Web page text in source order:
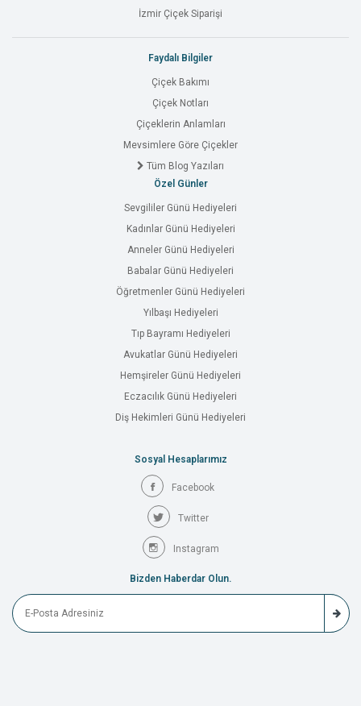
İzmir Çiçek Siparişi
Faydalı Bilgiler
Çiçek Bakımı
Çiçek Notları
Çiçeklerin Anlamları
Mevsimlere Göre Çiçekler
Tüm Blog Yazıları
Özel Günler
Sevgililer Günü Hediyeleri
Kadınlar Günü Hediyeleri
Anneler Günü Hediyeleri
Babalar Günü Hediyeleri
Öğretmenler Günü Hediyeleri
Yılbaşı Hediyeleri
Tıp Bayramı Hediyeleri
Avukatlar Günü Hediyeleri
Hemşireler Günü Hediyeleri
Eczacılık Günü Hediyeleri
Diş Hekimleri Günü Hediyeleri
Sosyal Hesaplarımız
Facebook
Twitter
Instagram
Bizden Haberdar Olun.